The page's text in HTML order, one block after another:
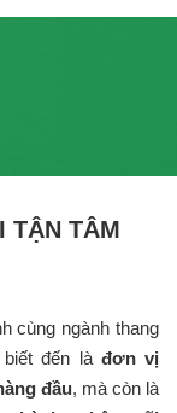
TẬN TÂM
cùng ngành thang
đến là đơn vị
đầu, mà còn là